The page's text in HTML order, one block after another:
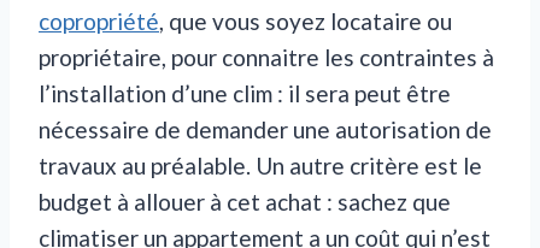
copropriété, que vous soyez locataire ou
propriétaire, pour connaitre les contraintes à
l’installation d’une clim : il sera peut être
nécessaire de demander une autorisation de
travaux au préalable. Un autre critère est le
budget à allouer à cet achat : sachez que
climatiser un appartement a un coût qui n’est